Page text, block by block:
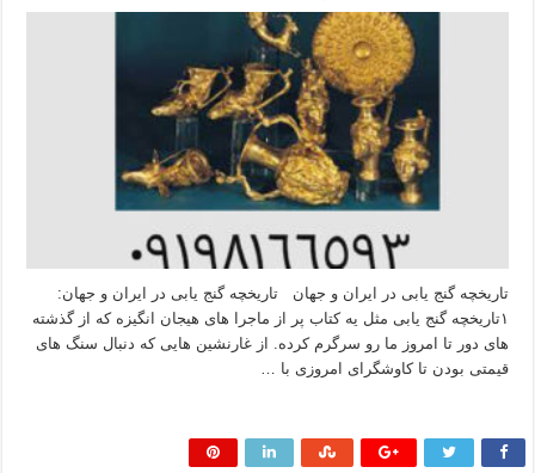
تاریخچه گنج‌ یابی در ایران و جهان تاریخچه گنج‌ یابی در ایران و جهان:
۱تاریخچه گنج‌ یابی مثل یه کتاب پر از ماجرا های هیجان‌ انگیزه که از گذشته‌
های دور تا امروز ما رو سرگرم کرده. از غارنشین‌ هایی که دنبال سنگ‌ های
قیمتی بودن تا کاوشگرای امروزی با …